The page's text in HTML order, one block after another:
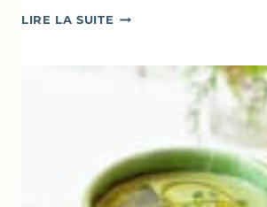
LIRE LA SUITE ABRICOTS
D’ORANGER